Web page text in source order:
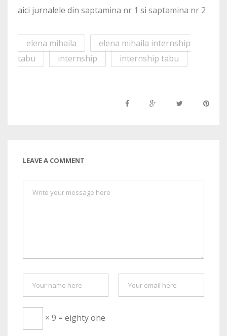
aici jurnalele din saptamina nr 1 si saptamina nr 2
elena mihaila
elena mihaila internship
tabu
internship internship tabu
LEAVE A COMMENT
× 9 = eighty one